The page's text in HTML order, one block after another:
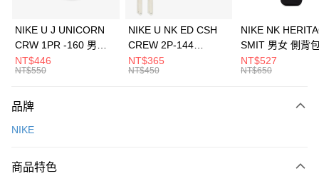
元大商業銀行
台灣樂天信用卡公司
全盈+PAY
AFTEE先享後付
【關於「AFTEE先享後付」】
便利好安心！
３．安心：先確認商品／服務後，再付款。
運送方式
每筆NT$100，滿NT$1,500(含以上)免運費
NIKE U J UNICORN
CRW 1PR -160 男女
中統襪 FZ3393100
NT$446
NT$550
NIKE U NK ED CSH
CREW 2P-144
EMBRDY 男女 短統襪
FZ3073133
NT$365
NT$450
NIKE NK
SMIT 男女 側背
BA5871010
NT$527
NT$650
品牌
NIKE
商品特色